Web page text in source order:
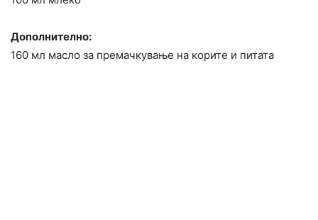
Дополнително:
160 мл масло за премачкување на корите и питата